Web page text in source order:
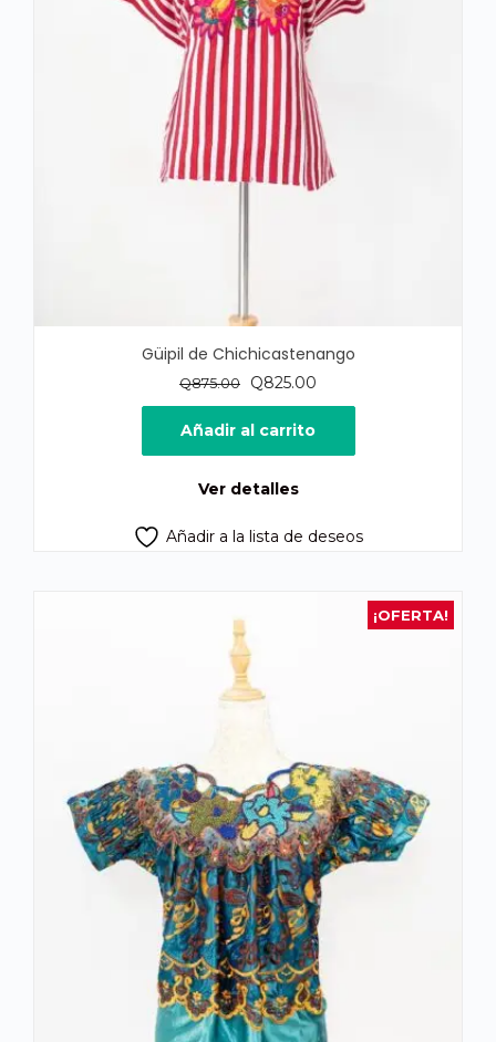
Güipil de Chichicastenango
Q875.00
El
precio
original
era:
Q825.00
precio
es:
Añadir al carrito
Ver detalles
Añadir a la lista de deseos
¡OFERTA!